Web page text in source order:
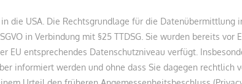
die USA. Die Rechtsgrundlage für die Datenübermittlung
in Verbindung mit §25 TTDSG. Sie wurden bereits vor
EU entsprechendes Datenschutzniveau verfügt.
informiert werden und ohne dass Sie dagegen rechtlich